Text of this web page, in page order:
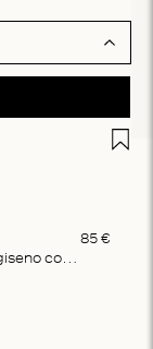
Add
Delicato reggiseno con ferretto
85 €